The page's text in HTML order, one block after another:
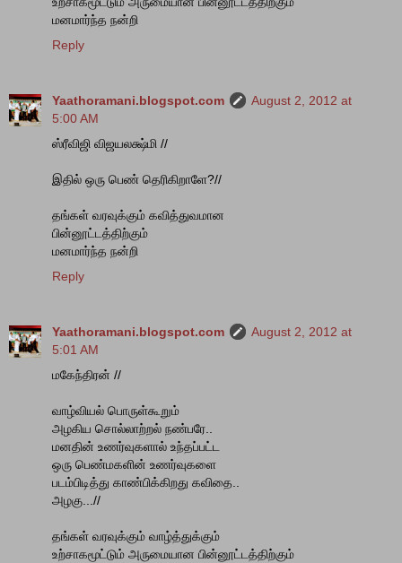
மனமார்ந்த நன்றி
Reply
Yaathoramani.blogspot.com
August 2, 2012 at
5:00 AM
ஸ்ரீவிஜி விஜயலக்ஷ்மி //
இதில் ஒரு பெண் தெரிகிறாளே?//
தங்கள் வரவுக்கும் கவித்துவமான
பின்னூட்டத்திற்கும்
மனமார்ந்த நன்றி
Reply
Yaathoramani.blogspot.com
August 2, 2012 at
5:01 AM
மகேந்திரன் //
வாழ்வியல் பொருள்கூறும்
அழகிய சொல்லாற்றல் நண்பரே..
மனதின் உணர்வுகளால் உந்தப்பட்ட
ஒரு பெண்மகளின் உணர்வுகளை
படம்பிடித்து காண்பிக்கிறது கவிதை..
அழகு...//
தங்கள் வரவுக்கும் வாழ்த்துக்கும்
உற்சாகமூட்டும் அருமையான பின்னூட்டத்திற்கும்